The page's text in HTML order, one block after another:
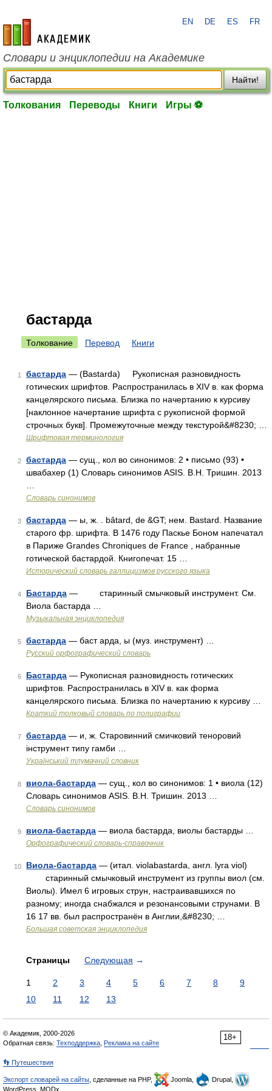
academic.ru
EN DE ES FR
Словари и энциклопедии на Академике
Найти!
Толкования Переводы Книги Игры ⚽
бастарда
Толкование Перевод Книги
1 бастарда — (Bastarda) Рукописная разновидность
готических шрифтов. Распространилась в XIV в. как форма
канцелярского письма. Близка по начертанию к курсиву
[наклонное начертание шрифта с рукописной формой
строчных букв]. Промежуточные между текстурой&#8230; …
Шрифтовая терминология
2 бастарда — сущ., кол во синонимов: 2 • письмо (93) •
швабахер (1) Словарь синонимов ASIS. В.Н. Тришин. 2013
Словарь синонимов
3 бастарда — ы, ж. . bâtard, de &GT; нем. Bastard. Название
старого фр. шрифта. В 1476 году Паскье Боном напечатал
в Париже Grandes Chroniques de France , набранные
готической бастардой. Книгопечат. 15 …
Исторический словарь галлицизмов русского языка
4 Бастарда — старинный смычковый инструмент. См.
Виола бастарда …
Музыкальная энциклопедия
5 бастарда — баст арда, ы (муз. инструмент) …
Русский орфографический словарь
6 Бастарда — Рукописная разновидность готических
шрифтов. Распространилась в XIV в. как форма
канцелярского письма. Близка по начертанию к курсиву …
Краткий толковый словарь по полиграфии
7 бастарда — и, ж. Старовинний смичковий теноровий
інструмент типу гамби …
Український тлумачний словник
8 виола-бастарда — сущ., кол во синонимов: 1 • виола (12)
Словарь синонимов ASIS. В.Н. Тришин. 2013 …
Словарь синонимов
9 виола-бастарда — виола бастарда, виолы бастарды …
Орфографический словарь-справочник
10 Виола-бастарда — (итал. violabastarda, англ. lyra viol)
старинный смычковый инструмент из группы виол (см.
Виолы). Имел 6 игровых струн, настраивавшихся по
разному; иногда снабжался и резонансовыми струнами. В
16 17 вв. был распространён в Англии,&#8230; …
Большая советская энциклопедия
Страницы Следующая →
1 2 3 4 5 6 7 8
9
10
11 12 13
18+
© Академик, 2000-2026
Обратная связь: Техподдержка Реклама на сайте
👣 Путешествия
Экспорт словарей на сайты , сделанные на PHP, Joomla,
Drupal,
WordPress, MODx.